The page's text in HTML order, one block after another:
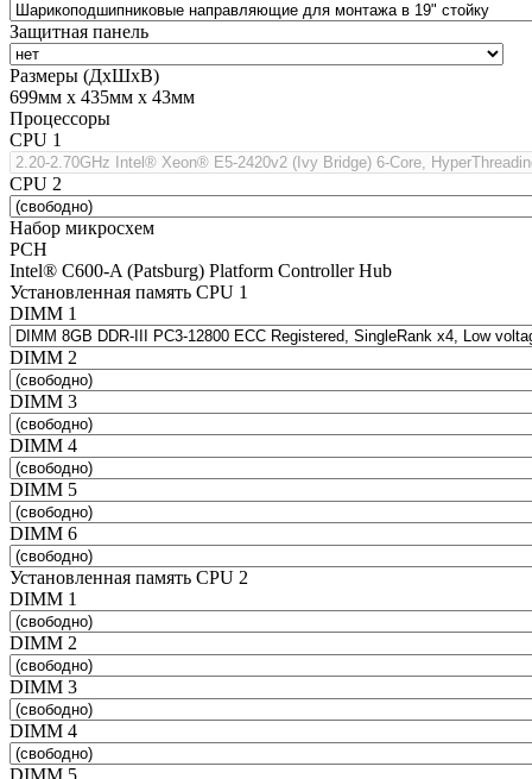
Защитная панель
Размеры (ДхШхВ)
699мм х 435мм х 43мм
Процессоры
CPU 1
CPU 2
Набор микросхем
PCH
Intel® C600-A (Patsburg) Platform Controller Hub
Установленная память CPU 1
DIMM 1
DIMM 2
DIMM 3
DIMM 4
DIMM 5
DIMM 6
Установленная память CPU 2
DIMM 1
DIMM 2
DIMM 3
DIMM 4
DIMM 5